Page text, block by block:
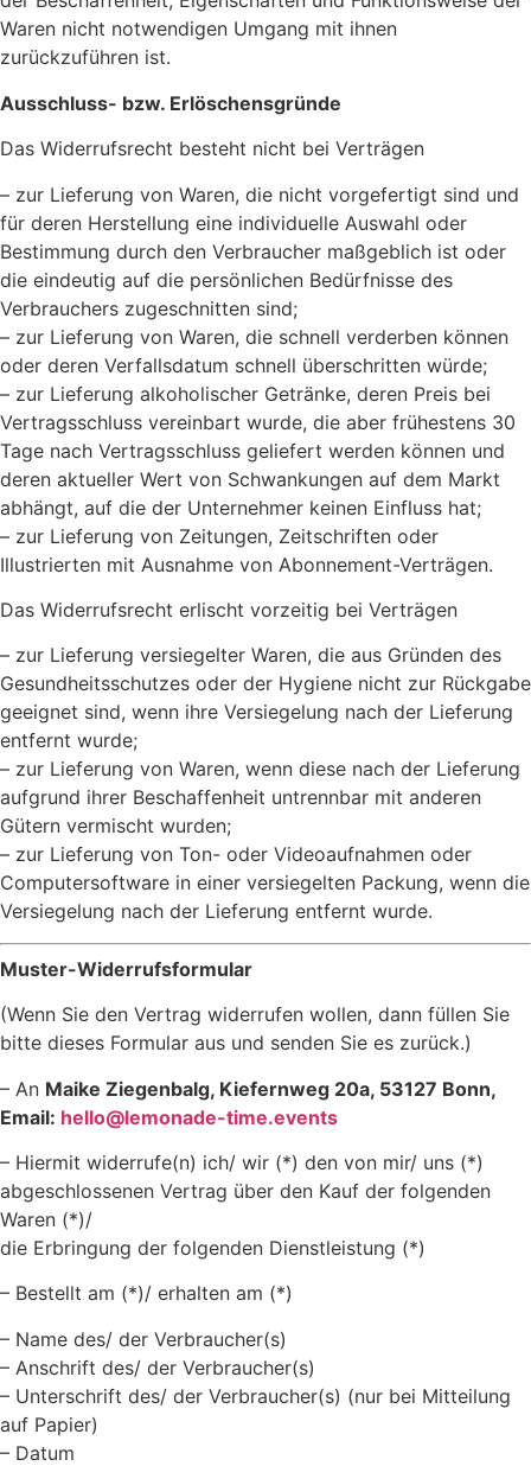
Waren nicht notwendigen Umgang mit ihnen
zurückzuführen ist.
Ausschluss- bzw. Erlöschensgründe
Das Widerrufsrecht besteht nicht bei Verträgen
– zur Lieferung von Waren, die nicht vorgefertigt sind und
für deren Herstellung eine individuelle Auswahl oder
Bestimmung durch den Verbraucher maßgeblich ist oder
die eindeutig auf die persönlichen Bedürfnisse des
Verbrauchers zugeschnitten sind;
– zur Lieferung von Waren, die schnell verderben können
oder deren Verfallsdatum schnell überschritten würde;
– zur Lieferung alkoholischer Getränke, deren Preis bei
Vertragsschluss vereinbart wurde, die aber frühestens 30
Tage nach Vertragsschluss geliefert werden können und
deren aktueller Wert von Schwankungen auf dem Markt
abhängt, auf die der Unternehmer keinen Einfluss hat;
– zur Lieferung von Zeitungen, Zeitschriften oder
Illustrierten mit Ausnahme von Abonnement-Verträgen.
Das Widerrufsrecht erlischt vorzeitig bei Verträgen
– zur Lieferung versiegelter Waren, die aus Gründen des
Gesundheitsschutzes oder der Hygiene nicht zur Rückgabe
geeignet sind, wenn ihre Versiegelung nach der Lieferung
entfernt wurde;
– zur Lieferung von Waren, wenn diese nach der Lieferung
aufgrund ihrer Beschaffenheit untrennbar mit anderen
Gütern vermischt wurden;
– zur Lieferung von Ton- oder Videoaufnahmen oder
Computersoftware in einer versiegelten Packung, wenn die
Versiegelung nach der Lieferung entfernt wurde.
Muster-Widerrufsformular
(Wenn Sie den Vertrag widerrufen wollen, dann füllen Sie
bitte dieses Formular aus und senden Sie es zurück.)
– An Maike Ziegenbalg, Kiefernweg 20a, 53127 Bonn,
Email: hello@lemonade-time.events
– Hiermit widerrufe(n) ich/ wir (*) den von mir/ uns (*)
abgeschlossenen Vertrag über den Kauf der folgenden
Waren (*)/
die Erbringung der folgenden Dienstleistung (*)
– Bestellt am (*)/ erhalten am (*)
– Name des/ der Verbraucher(s)
– Anschrift des/ der Verbraucher(s)
– Unterschrift des/ der Verbraucher(s) (nur bei Mitteilung
auf Papier)
– Datum